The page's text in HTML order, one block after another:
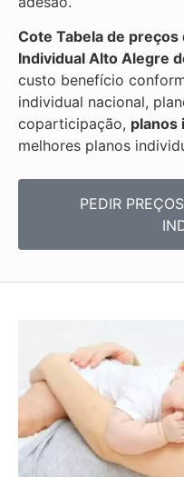
Cote Tabela de preços
Individual Alto Alegre
custo benefício
individual nacional,
coparticipação, planos
melhores planos
PEDIR